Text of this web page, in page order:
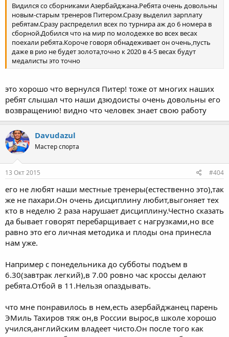
Видился со сборниками Азербайджана.Ребята очень довольны
новым-старым тренеров Питером.Сразу выделил зарплату
ребятам.Сразу распределил всех по турнира аж до 6 номера в
сборной.Добился что на мир по молодежке во всех весах
поехали ребята.Короче говоря обнадеживает он очень,пусть
даже в рио не будет золота,точно к 2020 в 4-5 весах будут
медалисты это точно
это хорошо что вернулся Питер! тоже от многих наших
ребят слышал что наши дзюдоисты очень довольны его
возвращению! видно что человек знает свою работу
Davudazul
Мастер спорта
13 Окт 2015 #404
его не любят наши местные тренеры(естественно это),так
же не пахари.Он очень дисциплину любит,выгоняет тех
кто в неделю 2 раза нарушает дисциплину.Честно сказать
да бывает говорят перебарщивает с нагрузками,но все
равно это его личная методика и плоды она принесла
нам уже.
Например с понедельника до субботы подъем в
6.30(завтрак легкий),в 7.00 ровно час кроссы делают
ребята.Отбой в 11.Нельзя опаздывать.
что мне понравилось в нем,есть азербайджанец парень
ЭМиль Тахиров тяж он,в России вырос,в школе хорошо
учился,английским владеет чисто.Он после того как